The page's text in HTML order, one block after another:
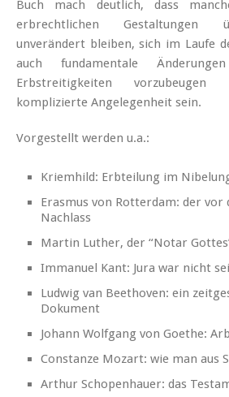
Buch mach deutlich, dass
erbrechtlichen Gestaltungen
unverändert bleiben, sich im Laufe
auch fundamentale
Erbstreitigkeiten
komplizierte Angelegenheit sein.
Vorgestellt werden u.a.:
Kriemhild: Erbteilung im
Erasmus von Rotterdam: der vor
Nachlass
Martin Luther, der “Notar
Immanuel Kant: Jura war nicht
Ludwig van Beethoven: ein
Dokument
Johann Wolfgang von Goethe:
Constanze Mozart: wie man aus
Arthur Schopenhauer: das